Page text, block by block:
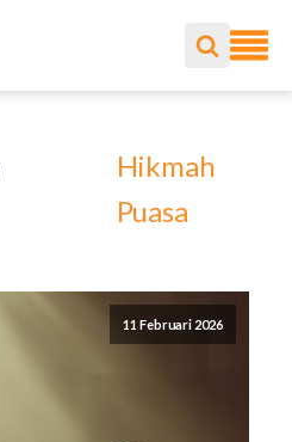
Hikmah
Puasa
11 Februari 2026